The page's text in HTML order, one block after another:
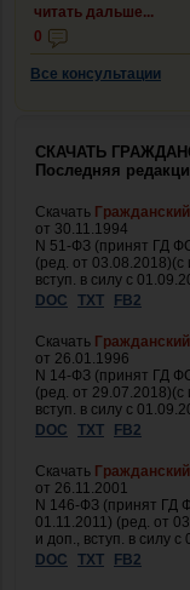
читать дальше...
0
Все консультации
СКАЧАТЬ
Последняя
Скачать
от 30.11.1994
N 51-ФЗ (принят ГД
(ред. от 03.08.2018)(с
вступ. в силу с
DOC
TXT FB2
Скачать
от 26.01.1996
N 14-ФЗ (принят ГД
(ред. от 29.07.2018)(с
вступ. в силу с
DOC
TXT FB2
Скачать
от 26.11.2001
N 146-ФЗ (принят ГД
01.11.2011) (ред. от
и доп., вступ. в силу с
DOC
TXT FB2